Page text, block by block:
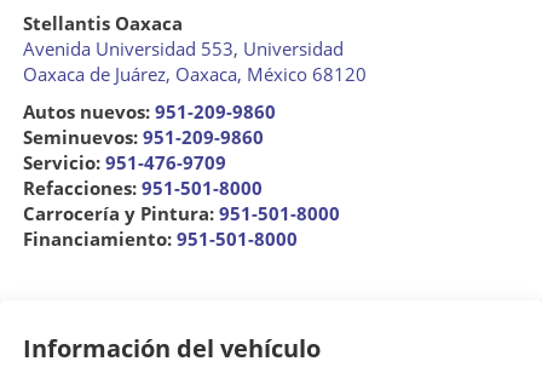
Stellantis Oaxaca
Avenida Universidad 553, Universidad
Oaxaca de Juárez, Oaxaca, México 68120
Autos nuevos: 951-209-9860
Seminuevos: 951-209-9860
Servicio: 951-476-9709
Refacciones: 951-501-8000
Carrocería y Pintura: 951-501-8000
Financiamiento: 951-501-8000
Información del vehículo